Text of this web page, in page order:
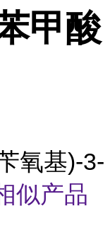
甲酸
氧基)-3-
似产品